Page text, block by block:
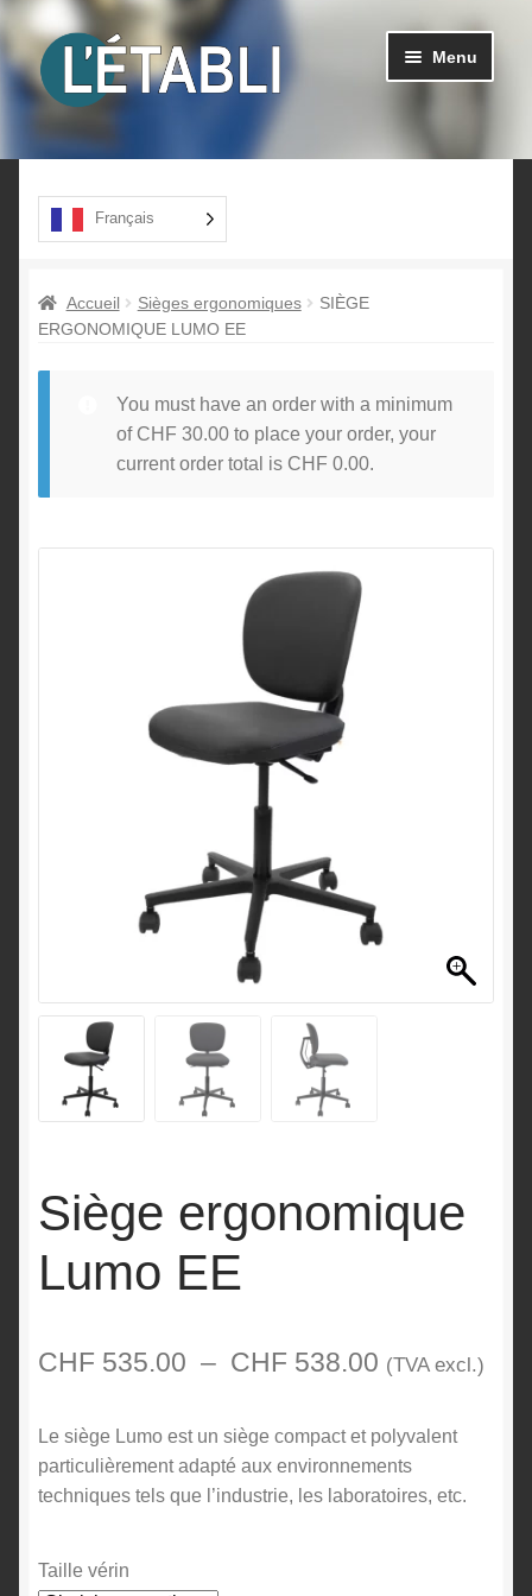
Aller
à
Aller
au
contenu
Menu
Produits
le
A propos
Français
Accueil Sièges ergonomiques
SIÈGE
ERGONOMIQUE LUMO EE
You must have an order with a minimum
of CHF 30.00to place your order, your
current order total is CHF 0.00.
Siège ergonomique
Lumo EE
CHF 535.00 – CHF 538.00 Plage
prix :
CHF 535.00
(TVA excl.)
Le siège Lumo est un siège compact et polyvalent
particulièrement adapté aux environnements
techniques tels que l’industrie, les laboratoires, etc.
Taille vérin